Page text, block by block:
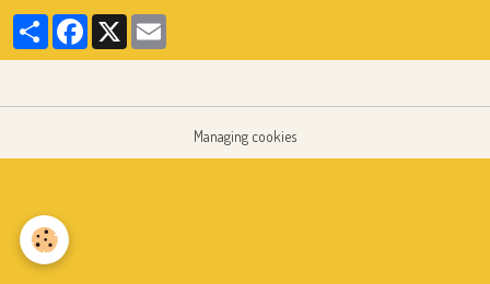
PartagerFacebook
X
Managing cookies